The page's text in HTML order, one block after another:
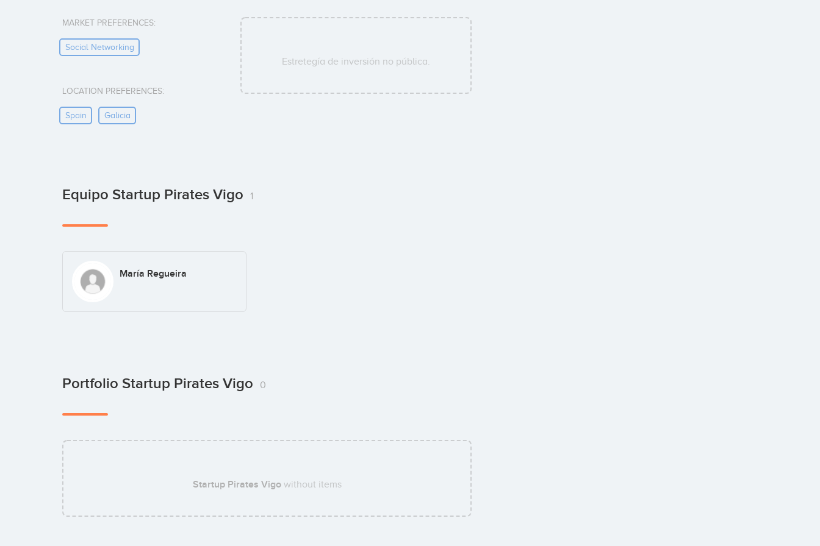
MARKET PREFERENCES:
Social Networking
LOCATION PREFERENCES:
Spain Galicia
Estretegía de inversión no pública.
Equipo Startup Pirates Vigo 1
María Regueira
Portfolio Startup Pirates Vigo 0
Startup Pirates Vigowithout items